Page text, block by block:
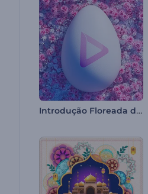
Introdução Floreada de Ovo de Páscoa